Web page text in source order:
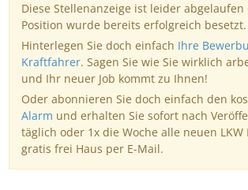
Diese Stellenanzeige ist leider abgelaufen
Position wurde bereits erfolgreich besetzt.
Hinterlegen Sie doch einfach Ihre
Kraftfahrer. Sagen Sie wie Sie wirklich
und Ihr neuer Job kommt zu Ihnen!
Oder abonnieren Sie doch einfach den
Alarm und erhalten Sie sofort nach
täglich oder 1x die Woche alle neuen LKW
gratis frei Haus per E-Mail.